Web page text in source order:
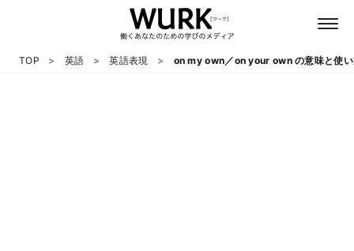
TOP 英語 英語表現 on my own／on your own の意味と使